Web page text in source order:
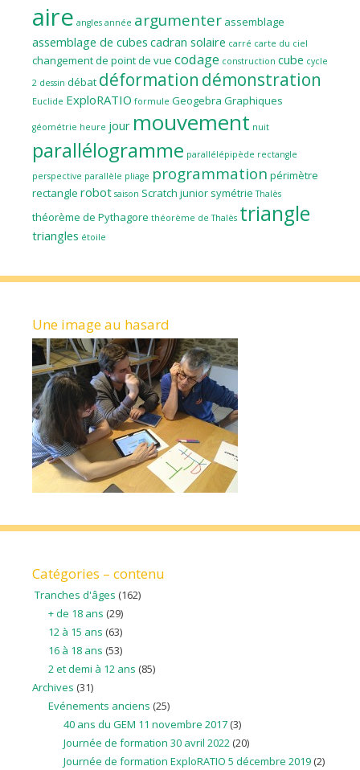
aire angles année argumenter assemblage
assemblage de cubes cadran solaire carré carte du ciel
changement de point de vue codage construction cube cycle
2 dessin débat déformation démonstration
Euclide ExploRATIO formule Geogebra Graphiques
géométrie heure jour mouvement nuit
parallélogramme parallélépipède rectangle
perspective parallèle pliage programmation périmètre
rectangle robot saison Scratch junior symétrie Thalès
théorème de Pythagore théorème de Thalès triangle
triangles étoile
Une image au hasard
Catégories – contenu
Tranches d'âges (162)
+ de 18 ans (29)
12 à 15 ans (63)
16 à 18 ans (53)
2 et demi à 12 ans (85)
Archives (31)
Evénements anciens (25)
40 ans du GEM 11 novembre 2017 (3)
Journée de formation 30 avril 2022 (20)
Journée de formation ExploRATIO 5 décembre 2019 (2)